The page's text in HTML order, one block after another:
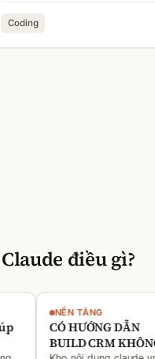
Coding
Claude điều gì?
NỀN TẢNG
CÓ HƯỚNG DẪN
BUILD CRM KHÔNG